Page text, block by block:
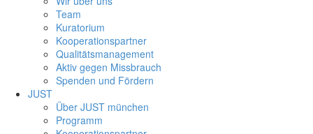
Team
Kuratorium
Kooperationspartner
Qualitätsmanagement
Aktiv gegen Missbrauch
Spenden und Fördern
JUST
Über JUST münchen
Programm